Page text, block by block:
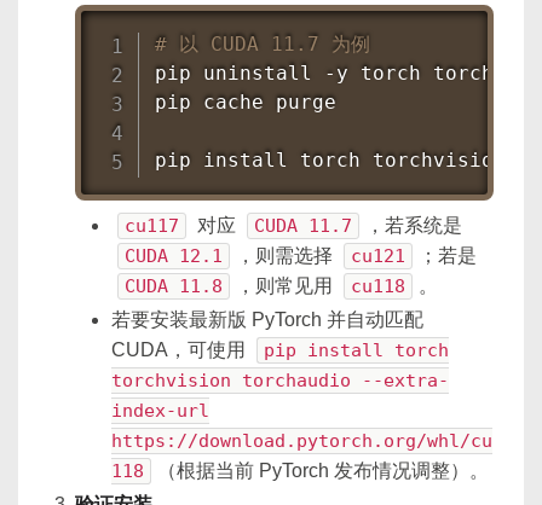
# 以 CUDA 11.7 为例
pip uninstall -y torch
pip cache purge
pip install torch torchvision
cu117 对应 CUDA 11.7 ，若系统是
CUDA 12.1 ，则需选择 cu121 ；若是
CUDA 11.8 ，则常见用 cu118
。
若要安装最新版 PyTorch 并自动匹配
CUDA，可使用
pip install torch
torchvision torchaudio --extra-
index-url
https://download.pytorch.org/whl/cu
118
（根据当前 PyTorch 发布情况调整）。